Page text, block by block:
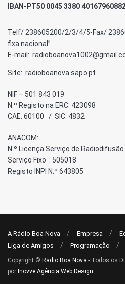
IBAN-PT50 0045 3380
Telf/ 238605200/2/3/4/5-Fax/
fixa nacional”
E-mail:
Site: radioboanova.sapo.pt
NIF – 501 843 019
N.º Registo na ERC: 423098
CAE: 60100 / SIC: 4832
ANACOM:
N.º Licença Serviço de
Serviço Fixo : 505018
Registo INPI N.º 643805
A Rádio Boa Nova Empresa
Liga de Amigos
Programação
Copyright © Radio Boa Nova - Todos os
por Inovve Agência Web Design